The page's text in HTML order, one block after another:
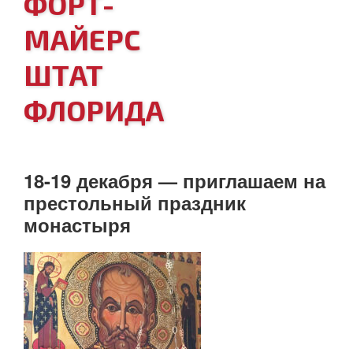
МАЙЕРС
ШТАТ
ФЛОРИДА
18-19 декабря — приглашаем на
престольный праздник
монастыря